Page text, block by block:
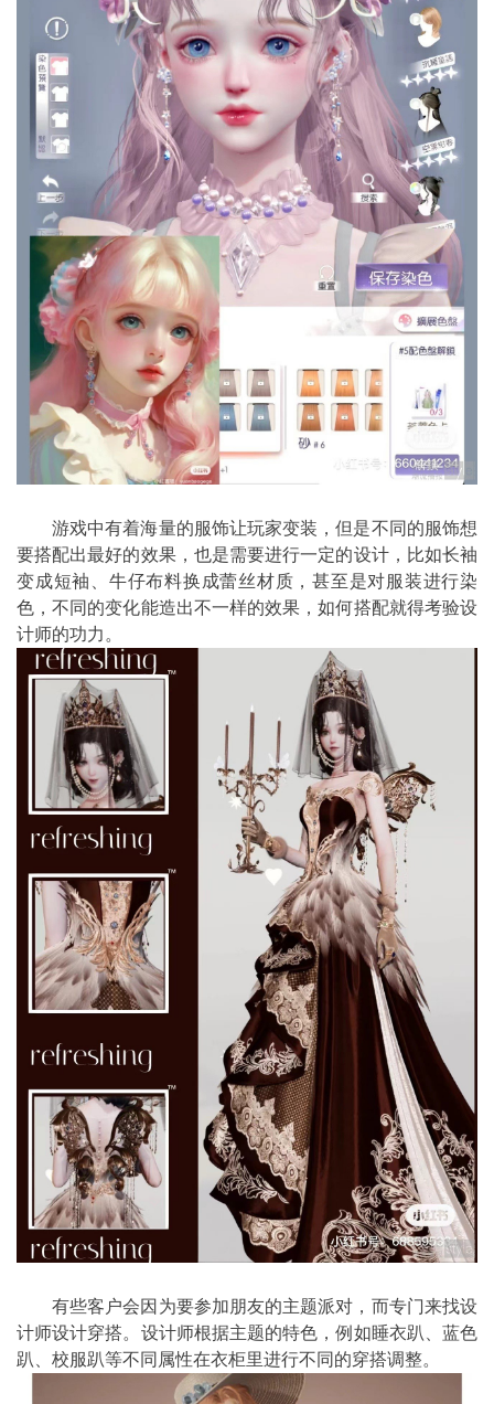
游戏中有着海量的服饰让玩家变装，但是不同的服饰想
要搭配出最好的效果，也是需要进行一定的设计，比如长袖
变成短袖、牛仔布料换成蕾丝材质，甚至是对服装进行染
色，不同的变化能造出不一样的效果，如何搭配就得考验设
计师的功力。
有些客户会因为要参加朋友的主题派对，而专门来找设
计师设计穿搭。设计师根据主题的特色，例如睡衣趴、蓝色
趴、校服趴等不同属性在衣柜里进行不同的穿搭调整。